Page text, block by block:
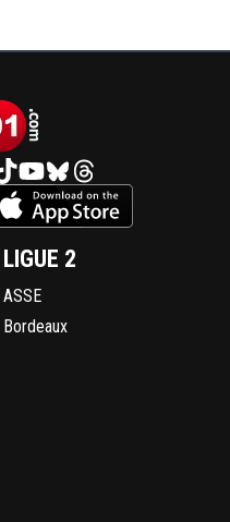
LIGUE 2
ASSE
Bordeaux